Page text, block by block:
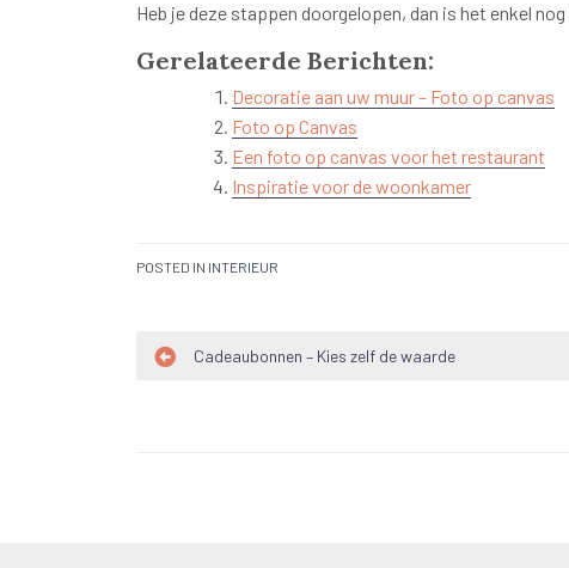
Heb je deze stappen doorgelopen, dan is het enkel
Gerelateerde Berichten:
Decoratie aan uw muur – Foto op canvas
Foto op Canvas
Een foto op canvas voor het restaurant
Inspiratie voor de woonkamer
POSTED IN INTERIEUR
Bericht
Cadeaubonnen – Kies zelf de waarde